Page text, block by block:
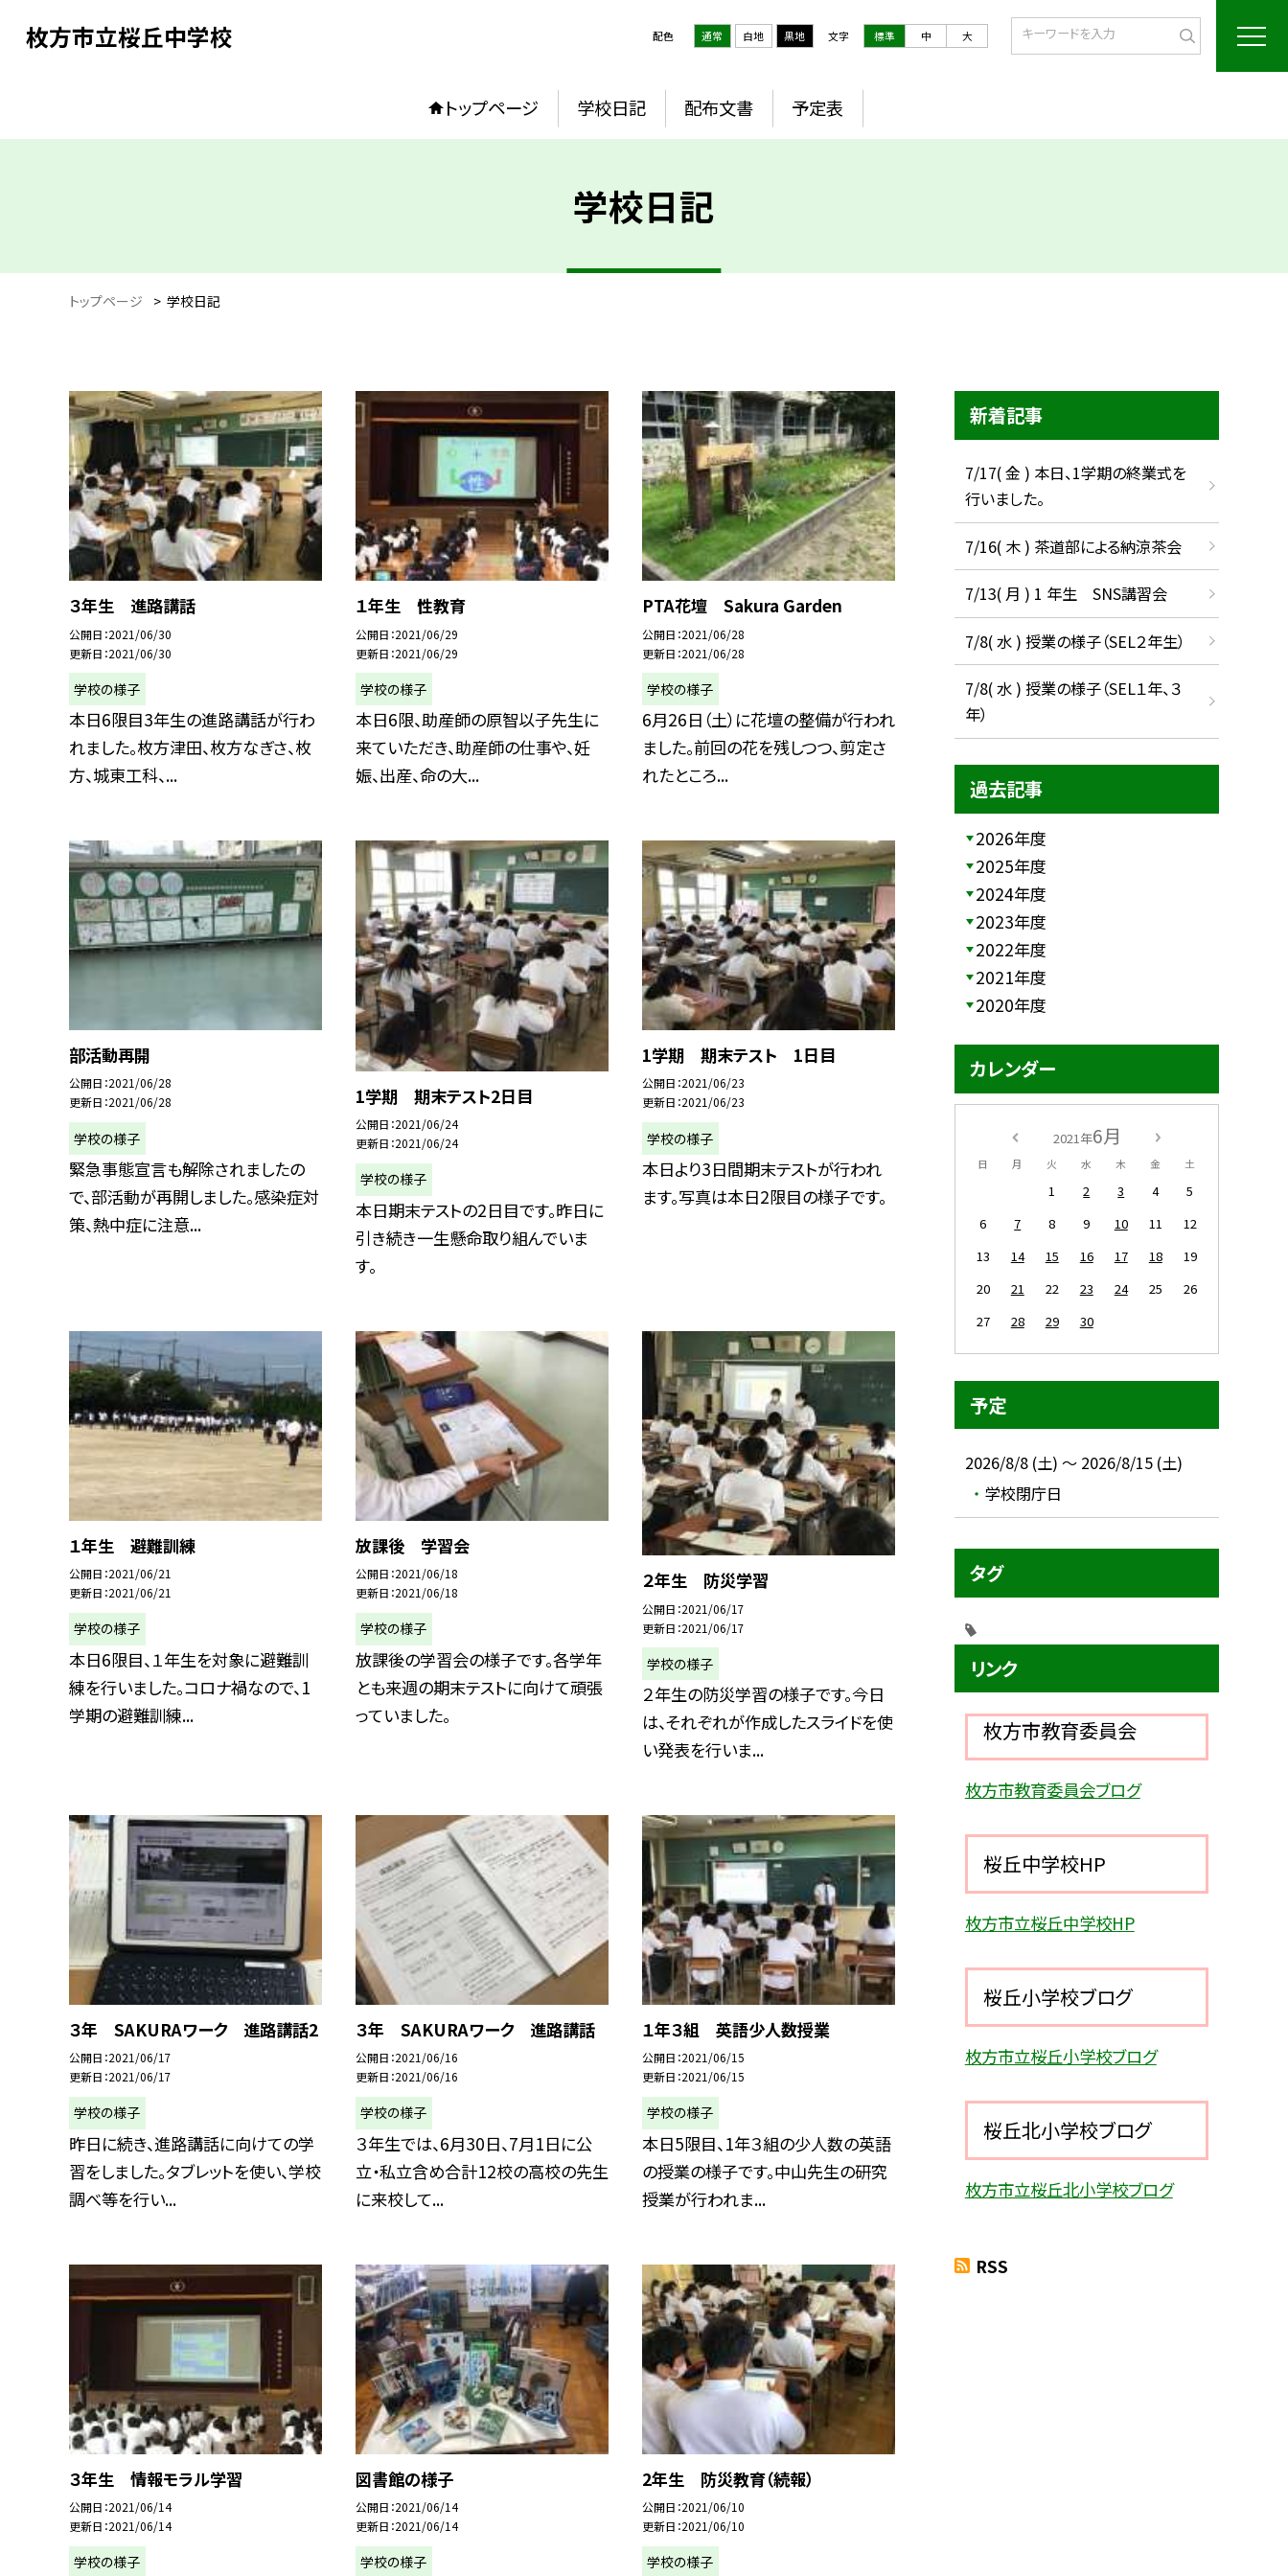
枚方市立桜丘中学校 配色 通常 白地 黒地 文字 標準 中 大
トップページ 学校日記 配布文書 予定表
学校日記
トップページ > 学校日記
３年生 進路講話
公開日 2021/06/30
更新日 2021/06/30
学校の様子
本日6限目3年生の進路講話が行わ
れました。枚方津田、枚方なぎさ、枚
方、城東工科、...
１年生 性教育
公開日 2021/06/29
更新日 2021/06/29
学校の様子
本日6限、助産師の原智以子先生に
来ていただき、助産師の仕事や、妊
娠、出産、命の大...
PTA花壇 Sakura Garden
公開日 2021/06/28
更新日 2021/06/28
学校の様子
6月26日（土）に花壇の整備が行われ
ました。前回の花を残しつつ、剪定さ
れたところ...
部活動再開
公開日 2021/06/28
更新日 2021/06/28
学校の様子
緊急事態宣言も解除されましたの
で、部活動が再開しました。感染症対
策、熱中症に注意...
1学期 期末テスト2日目
公開日 2021/06/24
更新日 2021/06/24
学校の様子
本日期末テストの2日目です。昨日に
引き続き一生懸命取り組んでいま
す。
1学期 期末テスト 1日目
公開日 2021/06/23
更新日 2021/06/23
学校の様子
本日より3日間期末テストが行われ
ます。写真は本日2限目の様子です。
１年生 避難訓練
公開日 2021/06/21
更新日 2021/06/21
学校の様子
本日6限目、１年生を対象に避難訓
練を行いました。コロナ禍なので、1
学期の避難訓練...
放課後 学習会
公開日 2021/06/18
更新日 2021/06/18
学校の様子
放課後の学習会の様子です。各学年
とも来週の期末テストに向けて頑張
っていました。
２年生 防災学習
公開日 2021/06/17
更新日 2021/06/17
学校の様子
２年生の防災学習の様子です。今日
は、それぞれが作成したスライドを使
い発表を行いま...
３年 SAKURAワーク 進路講話2
公開日 2021/06/17
更新日 2021/06/17
学校の様子
昨日に続き、進路講話に向けての学
習をしました。タブレットを使い、学校
調べ等を行い...
３年 SAKURAワーク 進路講話
公開日 2021/06/16
更新日 2021/06/16
学校の様子
３年生では、6月30日、7月1日に公
立・私立含め合計12校の高校の先生
に来校して...
１年３組 英語少人数授業
公開日 2021/06/15
更新日 2021/06/15
学校の様子
本日5限目、1年３組の少人数の英語
の授業の様子です。中山先生の研究
授業が行われま...
３年生 情報モラル学習
公開日 2021/06/14
更新日 2021/06/14
学校の様子
図書館の様子
公開日 2021/06/14
更新日 2021/06/14
学校の様子
2年生 防災教育（続報）
公開日 2021/06/10
更新日 2021/06/10
学校の様子
新着記事
7/17( 金 ) 本日、1学期の終業式を
行いました。
7/16( 木 ) 茶道部による納涼茶会
7/13( 月 ) 1 年生 SNS講習会
7/8( 水 ) 授業の様子（SEL２年生）
7/8( 水 ) 授業の様子（SEL１年、３
年）
過去記事
2026年度
2025年度
2024年度
2023年度
2022年度
2021年度
2020年度
カレンダー
2021年6月
日 月 火 水 木 金 土
1 2 3 4
5
6
7 8 9 10 11
12
13
14 15 16 17 18
19
20
21 22 23 24 25
26
27
28 29 30
予定
2026/8/8 (土) ～ 2026/8/15 (土)
学校閉庁日
タグ
リンク
枚方市教育委員会
枚方市教育委員会ブログ
桜丘中学校HP
枚方市立桜丘中学校HP
桜丘小学校ブログ
枚方市立桜丘小学校ブログ
桜丘北小学校ブログ
枚方市立桜丘北小学校ブログ
RSS